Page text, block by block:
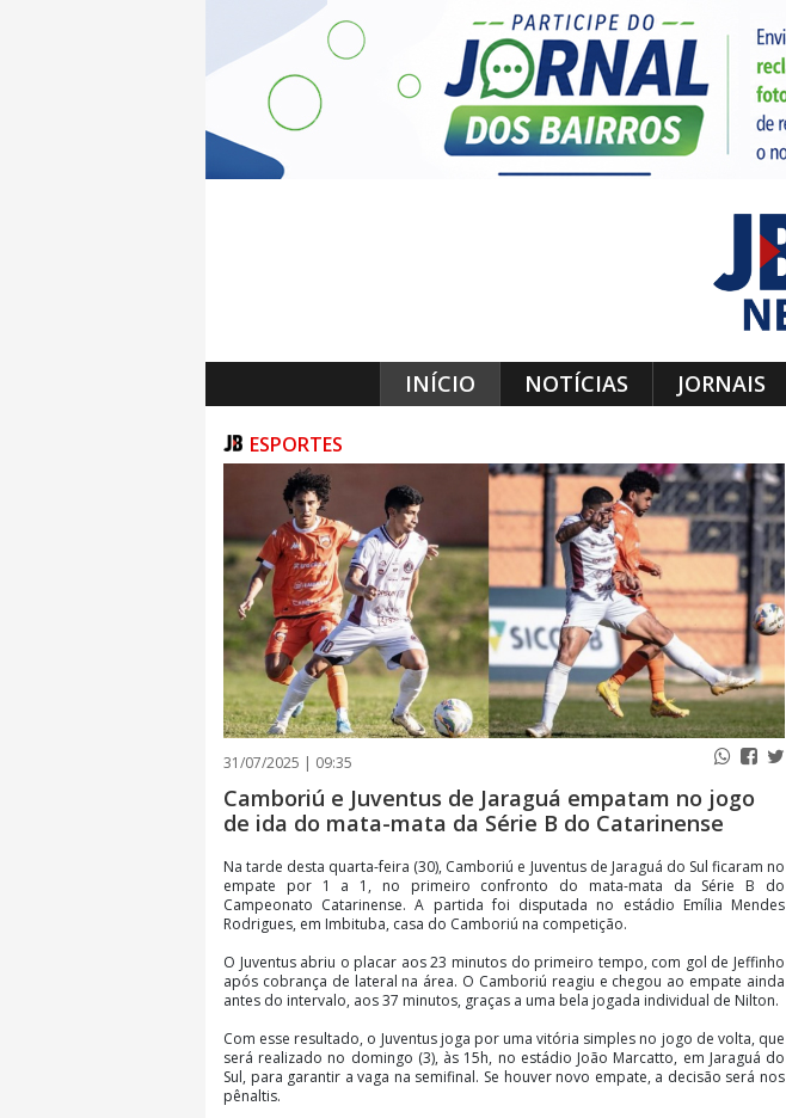
INÍCIO NOTÍCIAS JORNAIS
ESPORTES
31/07/2025 | 09:35
Camboriú e Juventus de Jaraguá empatam no jogo
de ida do mata-mata da Série B do Catarinense
Na tarde desta quarta-feira (30), Camboriú e Juventus de Jaraguá do Sul ficaram no
empate por 1 a 1, no primeiro confronto do mata-mata da Série B do
Campeonato Catarinense. A partida foi disputada no estádio Emília Mendes
Rodrigues, em Imbituba, casa do Camboriú na competição.
O Juventus abriu o placar aos 23 minutos do primeiro tempo, com gol de Jeffinho
após cobrança de lateral na área. O Camboriú reagiu e chegou ao empate ainda
antes do intervalo, aos 37 minutos, graças a uma bela jogada individual de Nilton.
Com esse resultado, o Juventus joga por uma vitória simples no jogo de volta, que
será realizado no domingo (3), às 15h, no estádio João Marcatto, em Jaraguá do
Sul, para garantir a vaga na semifinal. Se houver novo empate, a decisão será nos
pênaltis.